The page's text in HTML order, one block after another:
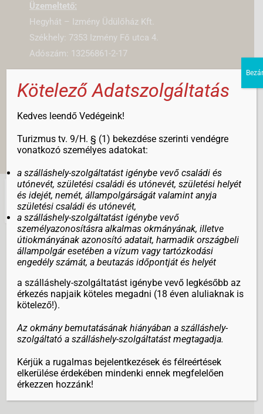
Üzemeltető:
Hegyhát – Izmény Üdülőház Kft.
Székhely: 7353 Izmény Fő utca 4.
Adószám: 13256861-2-17
Számlaszám:
K&H Bank Zrt. –10404687-50526683-81501002
NTAK regisztrációs szám: KO19003207
Kötelező Adatszolgáltatás
Kedves leendő Vedégeink!
Turizmus tv. 9/H. § (1) bekezdése szerinti vendégre
vonatkozó személyes adatokat:
a szálláshely-szolgáltatást igénybe vevő családi és
utónevét, születési családi és utónevét, születési helyét
és idejét, nemét, állampolgárságát valamint anyja
születési családi és utónevét,
a szálláshely-szolgáltatást igénybe vevő
személyazonosításra alkalmas okmányának, illetve
útiokmányának azonosító adatait, harmadik országbeli
állampolgár esetében a vízum vagy tartózkodási
engedély számát, a beutazás időpontját és helyét
a szálláshely-szolgáltatást igénybe vevő legkésőbb az
érkezés napjaik köteles megadni (18 éven aluliaknak is
kötelező!).
Az okmány bemutatásának hiányában a szálláshely-
szolgáltató a szálláshely-szolgáltatást megtagadja.
Kérjük a rugalmas bejelentkezések és félreértések
elkerülése érdekében mindenki ennek megfelelően
érkezzen hozzánk!
Bezár